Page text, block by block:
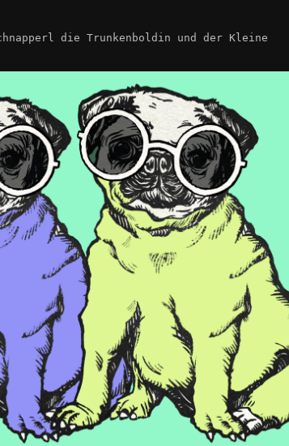
die Trunkenboldin und der Kleine